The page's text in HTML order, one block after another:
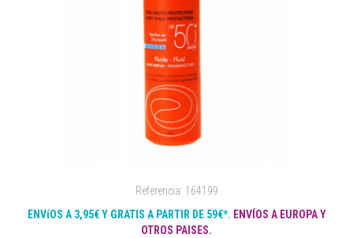
Referencia: 164199
ENVíOS A 3,95€ Y GRATIS A PARTIR DE 59€*. ENVÍOS A EUROPA Y
OTROS PAISES.